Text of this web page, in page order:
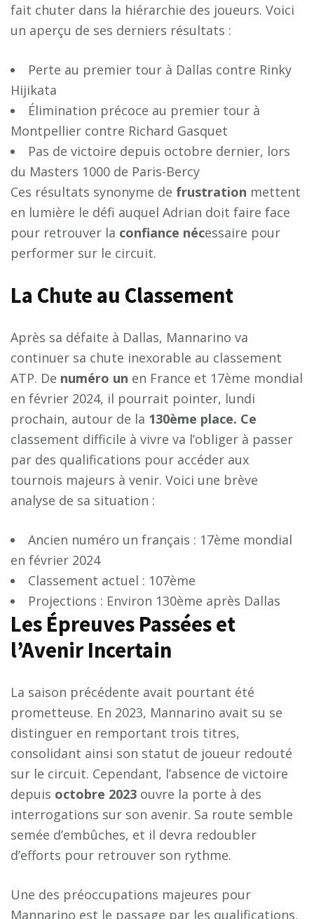
fait chuter dans la hiérarchie des joueurs. Voici
un aperçu de ses derniers résultats :
Perte au premier tour à Dallas contre Rinky
Hijikata
Élimination précoce au premier tour à
Montpellier contre Richard Gasquet
Pas de victoire depuis octobre dernier, lors
du Masters 1000 de Paris-Bercy
Ces résultats synonyme de frustration mettent
en lumière le défi auquel Adrian doit faire face
pour retrouver la confance nécessaire pour
performer sur le circuit.
La Chute au Classement
Après sa défaite à Dallas, Mannarino va
continuer sa chute inexorable au classement
ATP. De numéro un en France et 17ème mondial
en février 2024, il pourrait pointer, lundi
prochain, autour de la 130ème place. Ce
classement difficile à vivre va l’obliger à passer
par des qualifications pour accéder aux
tournois majeurs à venir. Voici une brève
analyse de sa situation :
Ancien numéro un français : 17ème mondial
en février 2024
Classement actuel : 107ème
Projections : Environ 130ème après Dallas
Les Épreuves Passées et
l’Avenir Incertain
La saison précédente avait pourtant été
prometteuse. En 2023, Mannarino avait su se
distinguer en remportant trois titres,
consolidant ainsi son statut de joueur redouté
sur le circuit. Cependant, l’absence de victoire
depuis octobre 2023 ouvre la porte à des
interrogations sur son avenir. Sa route semble
semée d’embûches, et il devra redoubler
d’efforts pour retrouver son rythme.
Une des préoccupations majeures pour
Mannarino est le passage par les qualifications,